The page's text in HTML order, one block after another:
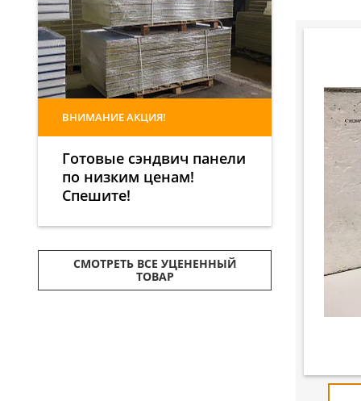
ВНИМАНИЕ АКЦИЯ!
Готовые сэндвич панели
по низким ценам!
Спешите!
СМОТРЕТЬ ВСЕ УЦЕНЕННЫЙ
ТОВАР